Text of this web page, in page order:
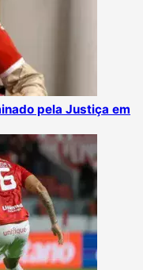
pela Justiça em